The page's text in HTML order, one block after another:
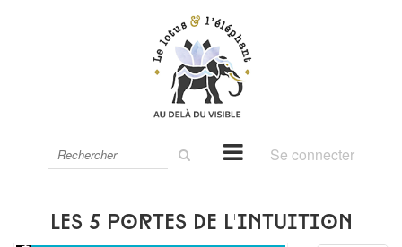
le
Se connecter
Les 5 portes de l'intuition